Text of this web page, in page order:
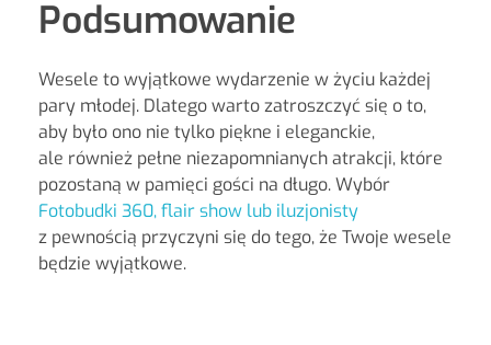
Podsumowanie
Wesele to wyjątkowe wydarzenie w życiu każdej
pary młodej. Dlatego warto zatroszczyć się o to,
aby było ono nie tylko piękne i eleganckie,
ale również pełne niezapomnianych atrakcji, które
pozostaną w pamięci gości na długo. Wybór
Fotobudki 360, flair show lub iluzjonisty
z pewnością przyczyni się do tego, że Twoje wesele
będzie wyjątkowe.